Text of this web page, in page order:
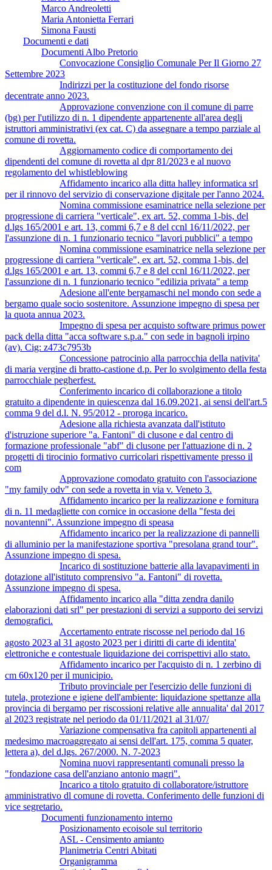
Marco Andreoletti
Maria Antonietta Ferrari
Simona Fausti
Documenti e dati
Documenti Albo Pretorio
Convocazione Consiglio Comunale Per Il Giorno 27
Settembre 2023
Indirizzi per la costituzione del fondo risorse
decentrate anno 2023.
Approvazione convenzione con il comune di parre
(bg) per l'utilizzo di n. 1 dipendente appartenente all'area degli
istruttori amministrativi (ex cat. C) da assegnare a tempo parziale al
comune di rovetta.
Aggiornamento codice di comportamento dei
dipendenti del comune di rovetta al dpr 81/2023 e al nuovo
regolamento del whistleblowing
Affidamento incarico alla ditta halley informatica srl
per il rinnovo del servizio di conservazione digitale per l'anno 2024.
Nomina commissione esaminatrice nella selezione per
progressione di carriera "verticale", ex art. 52, comma 1-bis, del
d.lgs 165/2001 e art. 13, commi 6,7 e 8 del ccnl 16/11/2022, per
l'assunzione di n. 1 funzionario tecnico "lavori pubblici" a tempo
Nomina commissione esaminatrice nella selezione per
progressione di carriera "verticale", ex art. 52, comma 1-bis, del
d.lgs 165/2001 e art. 13, commi 6,7 e 8 del ccnl 16/11/2022, per
l'assunzione di n. 1 funzionario tecnico "edilizia privata" a temp
Adesione all'ente bergamaschi nel mondo con sede a
bergamo quale socio sostenitore. Assunzione impegno di spesa per
la quota annua 2023.
Impegno di spesa per acquisto software primus power
pack della ditta "acca software s.p.a." con sede in bagnoli irpino
(av). Cig: z473c7953b
Concessione patrocinio alla parrocchia della nativita'
di maria vergine di bratto-castione d.p. Per lo svolgimento della festa
parrocchiale pegherfest.
Conferimento incarico di collaborazione a titolo
gratuito a dipendente in quiescenza dal 16.09.2021, ai sensi dell'art.5
comma 9 del d.l. N. 95/2012 - proroga incarico.
Adesione alla richiesta avanzata dall'istituto
d'istruzione superiore "a. Fantoni" di clusone e dal centro di
formazione professionale "abf" di clusone per l'attuazione di n. 2
progetti di tirocinio formativo curricolari rispettivamente presso il
com
Approvazione comodato gratuito con l'associazione
"my family odv" con sede a rovetta in via v. Veneto 3.
Affidamento incarico per la realizzazione e fornitura
di n. 11 medagliette con cornice in occasione della "festa dei
novantenni". Assunzione impegno di speasa
Affidamento incarico per la realizzazione di pannelli
di alluminio per la manifestazione sportiva "presolana grand tour".
Assunzione impegno di spesa.
Incarico di sostituzione batterie alla lavapavimenti in
dotazione all'istituto comprensivo "a. Fantoni" di rovetta.
Assunzione impegno di spesa.
Affidamento incarico alla "ditta zendra danilo
elaborazioni dati srl" per prestazioni di servizi a supporto dei servizi
demografici.
Accertamento entrate riscosse nel periodo dal 16
agosto 2023 al 31 agosto 2023 per i diritti di carte di identita'
elettroniche e contestuale liquidazione dei corrispettivi allo stato.
Affidamento incarico per l'acquisto di n. 1 zerbino di
cm 60x120 per il municipio.
Tributo provinciale per l'esercizio delle funzioni di
tutela, protezione e igiene dell'ambiente: liquidazione spettanze alla
provincia di bergamo per riscossioni relative alle annualita' dal 2017
al 2023 registrate nel periodo da 01/11/2021 al 31/07/
Variazione compensativa fra capitoli appartenenti al
medesimo macroaggregato ai sensi dell'art. 175, comma 5 quater,
lettera a), del d.lgs. 267/2000. N. 7-2023
Nomina nuovi rappresentanti comunali presso la
"fondazione casa dell'anziano antonio magri".
Incarico a titolo gratuito di collaboratore/istruttore
amministrativo dl comune di rovetta. Conferimento delle funzioni di
vice segretario.
Documenti funzionamento interno
Posizionamento ecoisole sul territorio
ASL - Censimento amianto
Planimetria Centri Abitati
Organigramma